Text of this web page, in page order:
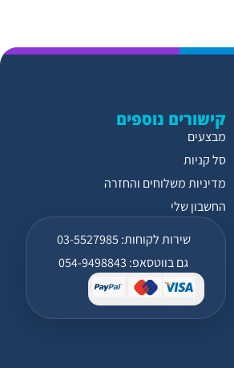
קישורים נוספים
מבצעים
סל קניות
מדיניות משלוחים והחזרה
החשבון שלי
שירות לקוחות: 03-5527985
גם בווטסאפ: 054-9498843